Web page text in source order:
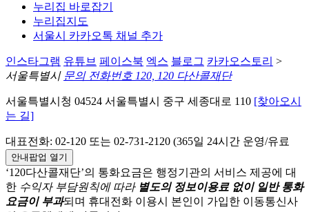
누리집 바로잡기
누리집지도
서울시 카카오톡 채널 추가
인스타그램 유튜브 페이스북 엑스 블로그 카카오스토리 >
서울특별시 문의 전화번호 120, 120 다산콜재단
서울특별시청 04524 서울특별시 중구 세종대로 110 [찾아오시
는 길]
대표전화: 02-120 또는 02-731-2120 (365일 24시간 운영/유료
안내팝업 열기
‘120다산콜재단’의 통화요금은 행정기관의 서비스 제공에 대
한 수익자 부담원칙에 따라 별도의 정보이용료 없이 일반 통화
요금이 부과되며 휴대전화 이용시 본인이 가입한 이동통신사